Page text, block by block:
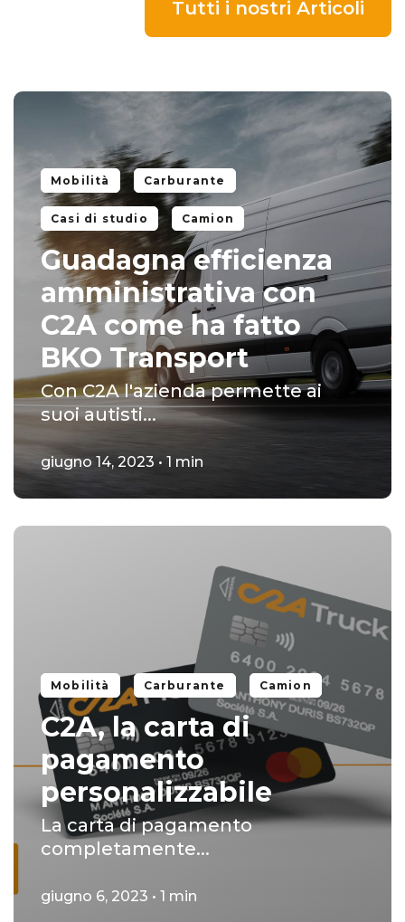
Tutti i nostri Articoli
Mobilità Carburante
Casi di studio Camion
Guadagna efficienza
amministrativa con
C2A come ha fatto
BKO Transport
Con C2A l'azienda permette ai
suoi autisti...
giugno 14, 2023 • 1 min
Mobilità Carburante Camion
C2A, la carta di
pagamento
personalizzabile
La carta di pagamento
completamente...
giugno 6, 2023 • 1 min